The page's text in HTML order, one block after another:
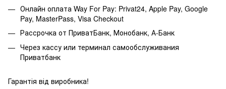
Онлайн оплата Way For Pay: Privat24, Apple Pay, Google
Pay, MasterPass, Visa Checkout
Рассрочка от ПриватБанк, Монобанк, А-Банк
Через кассу или терминал самообслуживания
Приватбанк
Гарантія від виробника!